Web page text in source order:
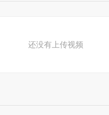
还没有上传视频